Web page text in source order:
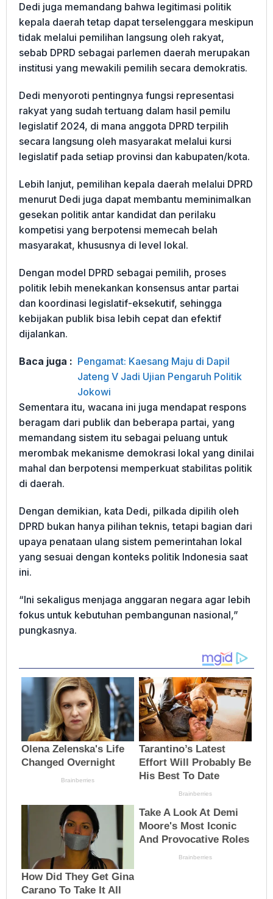
Dedi juga memandang bahwa legitimasi politik
kepala daerah tetap dapat terselenggara meskipun
tidak melalui pemilihan langsung oleh rakyat,
sebab DPRD sebagai parlemen daerah merupakan
institusi yang mewakili pemilih secara demokratis.
Dedi menyoroti pentingnya fungsi representasi
rakyat yang sudah tertuang dalam hasil pemilu
legislatif 2024, di mana anggota DPRD terpilih
secara langsung oleh masyarakat melalui kursi
legislatif pada setiap provinsi dan kabupaten/kota.
Lebih lanjut, pemilihan kepala daerah melalui DPRD
menurut Dedi juga dapat membantu meminimalkan
gesekan politik antar kandidat dan perilaku
kompetisi yang berpotensi memecah belah
masyarakat, khususnya di level lokal.
Dengan model DPRD sebagai pemilih, proses
politik lebih menekankan konsensus antar partai
dan koordinasi legislatif-eksekutif, sehingga
kebijakan publik bisa lebih cepat dan efektif
dijalankan.
Baca juga : Pengamat: Kaesang Maju di Dapil
Jateng V Jadi Ujian Pengaruh Politik
Jokowi
Sementara itu, wacana ini juga mendapat respons
beragam dari publik dan beberapa partai, yang
memandang sistem itu sebagai peluang untuk
merombak mekanisme demokrasi lokal yang dinilai
mahal dan berpotensi memperkuat stabilitas politik
di daerah.
Dengan demikian, kata Dedi, pilkada dipilih oleh
DPRD bukan hanya pilihan teknis, tetapi bagian dari
upaya penataan ulang sistem pemerintahan lokal
yang sesuai dengan konteks politik Indonesia saat
ini.
“Ini sekaligus menjaga anggaran negara agar lebih
fokus untuk kebutuhan pembangunan nasional,”
pungkasnya.